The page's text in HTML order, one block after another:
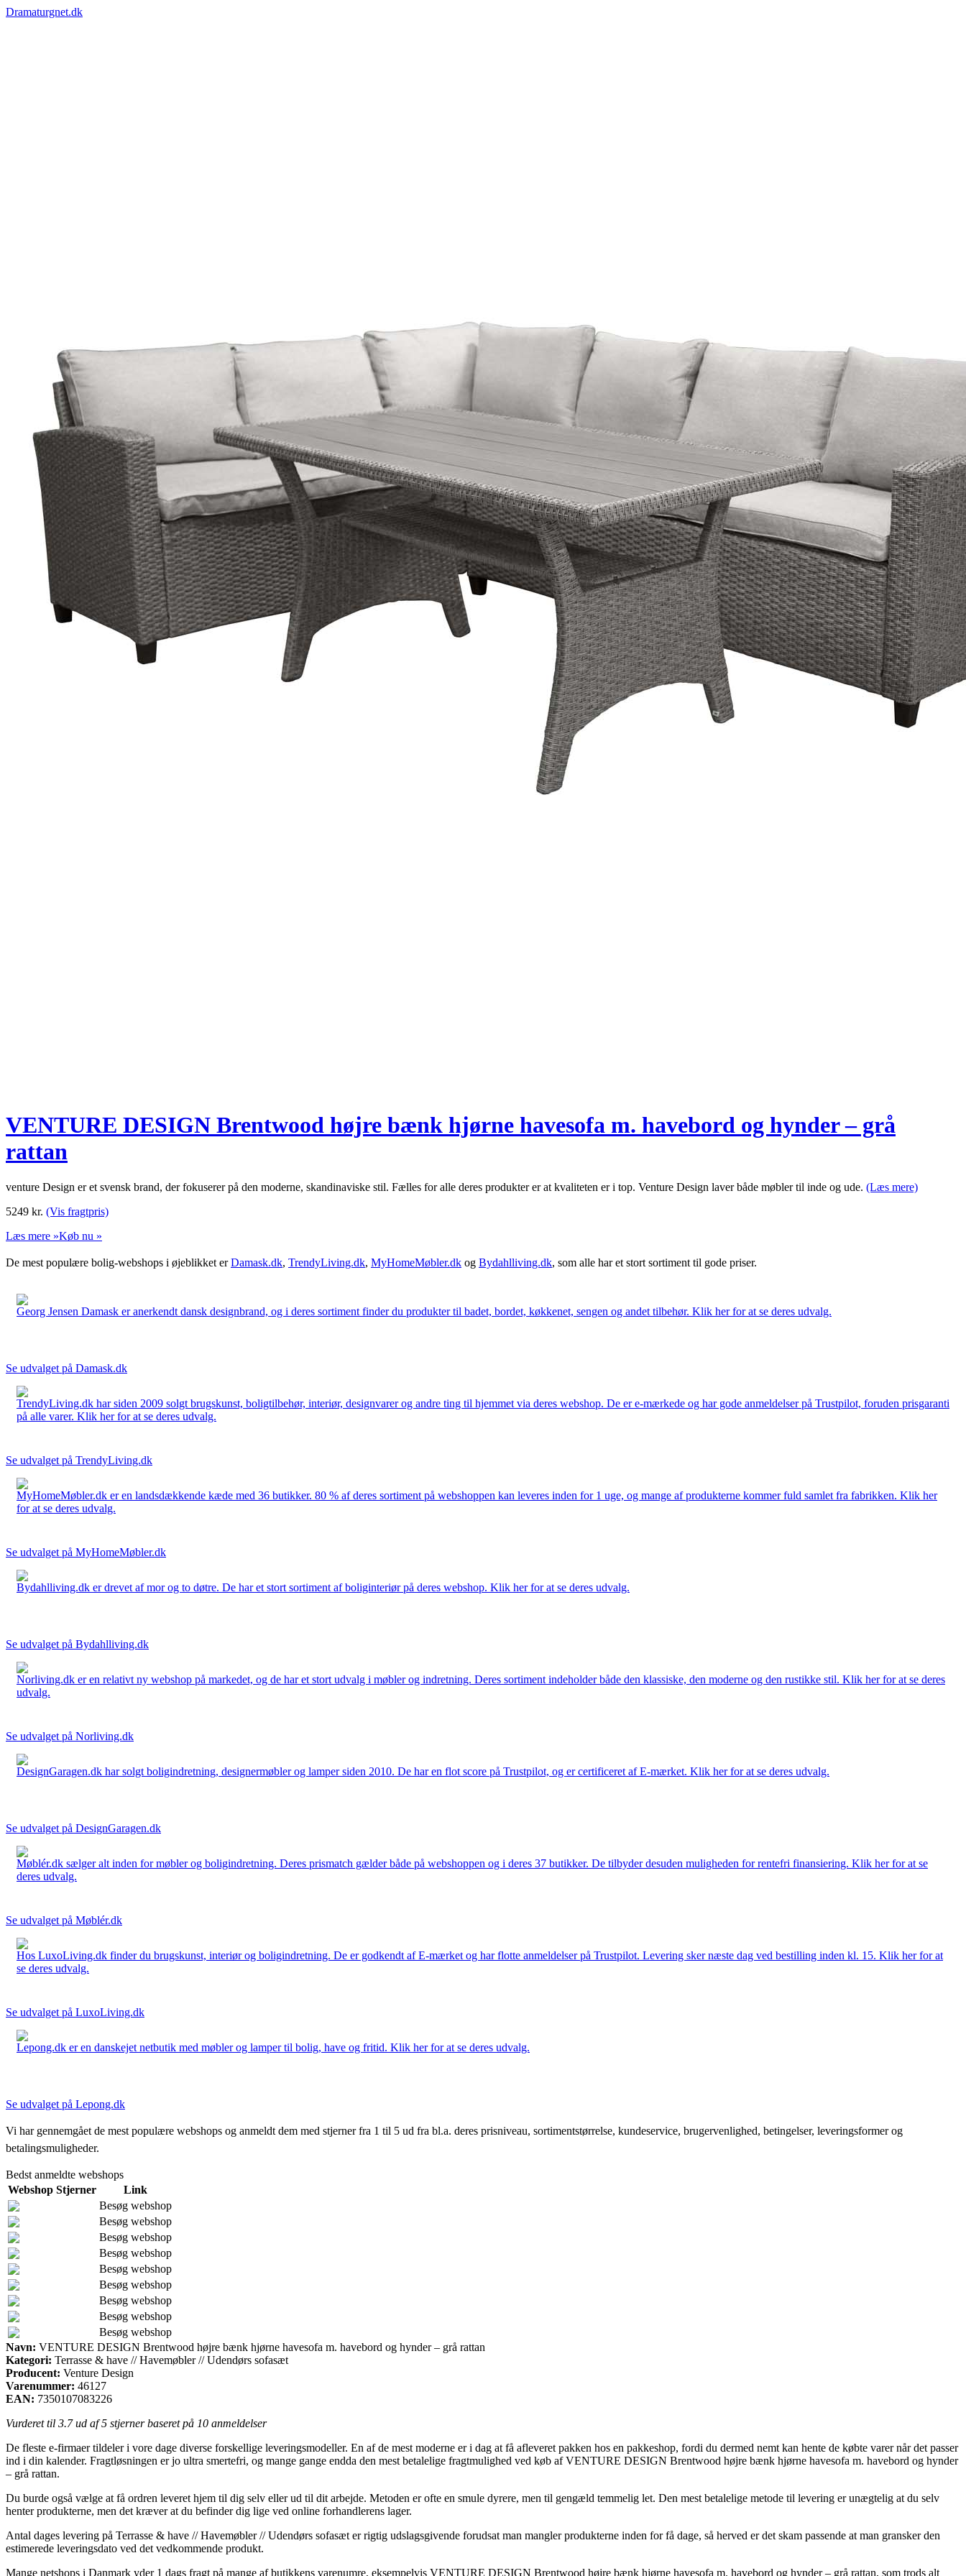
Dramaturgnet.dk
VENTURE DESIGN Brentwood højre bænk hjørne havesofa m. havebord og hynder – grå
rattan
venture Design er et svensk brand, der fokuserer på den moderne, skandinaviske stil. Fælles for alle deres produkter er at kvaliteten er i top. Venture Design laver både møbler til inde og ude. (Læs mere)
5249 kr. (Vis fragtpris)
Læs mere »Køb nu »
De mest populære bolig-webshops i øjeblikket erDamask.dk, TrendyLiving.dk, MyHomeMøbler.dk og Bydahlliving.dk, som alle har et stort sortiment til gode priser.
Georg Jensen Damask er anerkendt dansk designbrand, og i deres sortiment finder du produkter til badet, bordet, køkkenet, sengen og andet tilbehør. Klik her for at se deres udvalg.
Se udvalget på Damask.dk
TrendyLiving.dk har siden 2009 solgt brugskunst, boligtilbehør, interiør, designvarer og andre ting til hjemmet via deres webshop. De er e-mærkede og har gode anmeldelser på Trustpilot, foruden prisgaranti
på alle varer. Klik her for at se deres udvalg.
Se udvalget på TrendyLiving.dk
MyHomeMøbler.dk er en landsdækkende kæde med 36 butikker. 80 % af deres sortiment på webshoppen kan leveres inden for 1 uge, og mange af produkterne kommer fuld samlet fra fabrikken. Klik her
for at se deres udvalg.
Se udvalget på MyHomeMøbler.dk
Bydahlliving.dk er drevet af mor og to døtre. De har et stort sortiment af boliginteriør på deres webshop. Klik her for at se deres udvalg.
Se udvalget på Bydahlliving.dk
Norliving.dk er en relativt ny webshop på markedet, og de har et stort udvalg i møbler og indretning. Deres sortiment indeholder både den klassiske, den moderne og den rustikke stil. Klik her for at se deres
udvalg.
Se udvalget på Norliving.dk
DesignGaragen.dk har solgt boligindretning, designermøbler og lamper siden 2010. De har en flot score på Trustpilot, og er certificeret af E-mærket. Klik her for at se deres udvalg.
Se udvalget på DesignGaragen.dk
Møblér.dk sælger alt inden for møbler og boligindretning. Deres prismatch gælder både på webshoppen og i deres 37 butikker. De tilbyder desuden muligheden for rentefri finansiering. Klik her for at se
deres udvalg.
Se udvalget på Møblér.dk
Hos LuxoLiving.dk finder du brugskunst, interiør og boligindretning. De er godkendt af E-mærket og har flotte anmeldelser på Trustpilot. Levering sker næste dag ved bestilling inden kl. 15. Klik her for at
se deres udvalg.
Se udvalget på LuxoLiving.dk
Lepong.dk er en danskejet netbutik med møbler og lamper til bolig, have og fritid. Klik her for at se deres udvalg.
Se udvalget på Lepong.dk
Vi har gennemgået de mest populære webshops og anmeldt dem med stjerner fra 1 til 5 ud fra bl.a. deres prisniveau, sortimentstørrelse, kundeservice, brugervenlighed, betingelser, leveringsformer og
betalingsmuligheder.
Bedst anmeldte webshops
Webshop Stjerner
Link
Besøg webshop
Besøg webshop
Besøg webshop
Besøg webshop
Besøg webshop
Besøg webshop
Besøg webshop
Besøg webshop
Besøg webshop
Navn: VENTURE DESIGN Brentwood højre bænk hjørne havesofa m. havebord og hynder – grå rattan
Kategori: Terrasse & have // Havemøbler // Udendørs sofasæt
Producent: Venture Design
Varenummer: 46127
EAN: 7350107083226
Vurderet til 3.7ud af 5 stjerner baseret på 10 anmeldelser
De fleste e-firmaer tildeler i vore dage diverse forskellige leveringsmodeller. En af de mest moderne er i dag at få afleveret pakken hos en pakkeshop, fordi du dermed nemt kan hente de købte varer når det passer
ind i din kalender. Fragtløsningen er jo ultra smertefri, og mange gange endda den mest betalelige fragtmulighed ved køb af VENTURE DESIGN Brentwood højre bænk hjørne havesofa m. havebord og hynder
– grå rattan.
Du burde også vælge at få ordren leveret hjem til dig selv eller ud til dit arbejde. Metoden er ofte en smule dyrere, men til gengæld temmelig let. Den mest betalelige metode til levering er unægtelig at du selv
henter produkterne, men det kræver at du befinder dig lige ved online forhandlerens lager.
Antal dages levering på Terrasse & have // Havemøbler // Udendørs sofasæt er rigtig udslagsgivende forudsat man mangler produkterne inden for få dage, så herved er det skam passende at man gransker den
estimerede leveringsdato ved det vedkommende produkt.
Mange netshops i Danmark yder 1 dags fragt på mange af butikkens varenumre, eksempelvis VENTURE DESIGN Brentwood højre bænk hjørne havesofa m. havebord og hynder – grå rattan, som trods alt